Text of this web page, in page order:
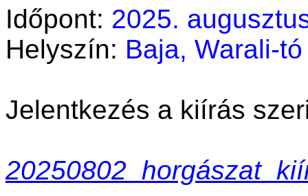
Időpont: 2025.
Helyszín: Baja, Warali-tó
Jelentkezés a kiírás